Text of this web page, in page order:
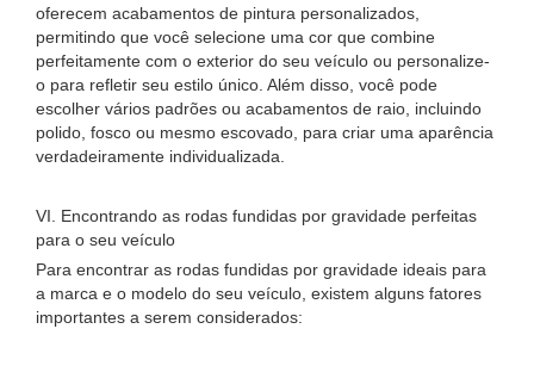
oferecem acabamentos de pintura personalizados,
permitindo que você selecione uma cor que combine
perfeitamente com o exterior do seu veículo ou personalize-
o para refletir seu estilo único. Além disso, você pode
escolher vários padrões ou acabamentos de raio, incluindo
polido, fosco ou mesmo escovado, para criar uma aparência
verdadeiramente individualizada.
VI. Encontrando as rodas fundidas por gravidade perfeitas
para o seu veículo
Para encontrar as rodas fundidas por gravidade ideais para
a marca e o modelo do seu veículo, existem alguns fatores
importantes a serem considerados: